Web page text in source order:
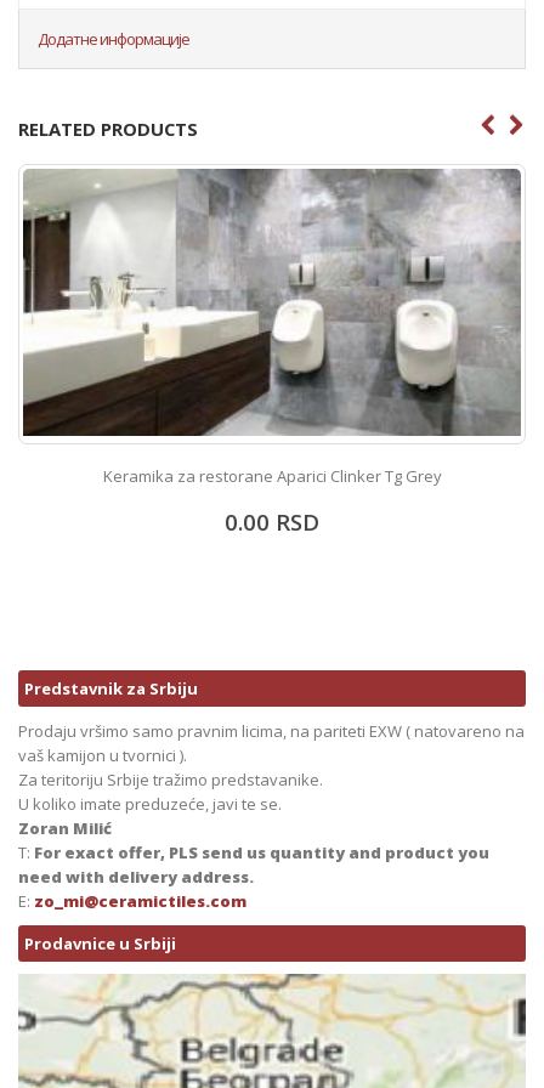
Додатне информације
RELATED PRODUCTS
Keramika za restorane Aparici Clinker Tg Grey
0.00 RSD
Predstavnik za Srbiju
Prodaju vršimo samo pravnim licima, na pariteti EXW ( natovareno na
vaš kamijon u tvornici ).
Za teritoriju Srbije tražimo predstavanike.
U koliko imate preduzeće, javi te se.
Zoran Milić
T: For exact offer, PLS send us quantity and product you
need with delivery address.
E: zo_mi@ceramictiles.com
Prodavnice u Srbiji